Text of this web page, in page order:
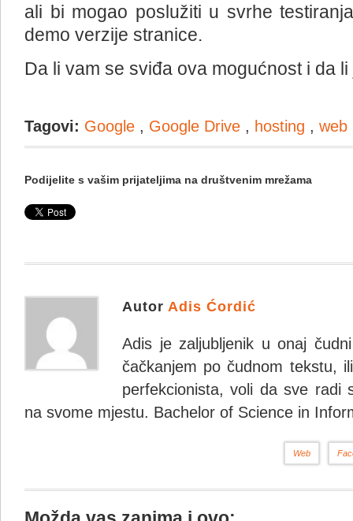
ali bi mogao poslužiti u svrhe
demo verzije stranice.
Da li vam se sviđa ova mogućnost i da
Tagovi: Google , Google Drive , hosting , web
Podijelite s vašim prijateljima na društvenim mrežama
Autor Adis Ćordić
Adis je zaljubljenik u onaj
čačkanjem po čudnom tekstu,
perfekcionista, voli da sve radi
na svome mjestu. Bachelor of Science in
Web